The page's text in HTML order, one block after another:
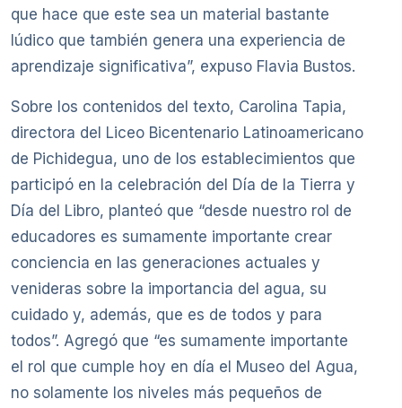
que hace que este sea un material bastante
lúdico que también genera una experiencia de
aprendizaje significativa”, expuso Flavia Bustos.
Sobre los contenidos del texto, Carolina Tapia,
directora del Liceo Bicentenario Latinoamericano
de Pichidegua, uno de los establecimientos que
participó en la celebración del Día de la Tierra y
Día del Libro, planteó que “desde nuestro rol de
educadores es sumamente importante crear
conciencia en las generaciones actuales y
venideras sobre la importancia del agua, su
cuidado y, además, que es de todos y para
todos”. Agregó que “es sumamente importante
el rol que cumple hoy en día el Museo del Agua,
no solamente los niveles más pequeños de